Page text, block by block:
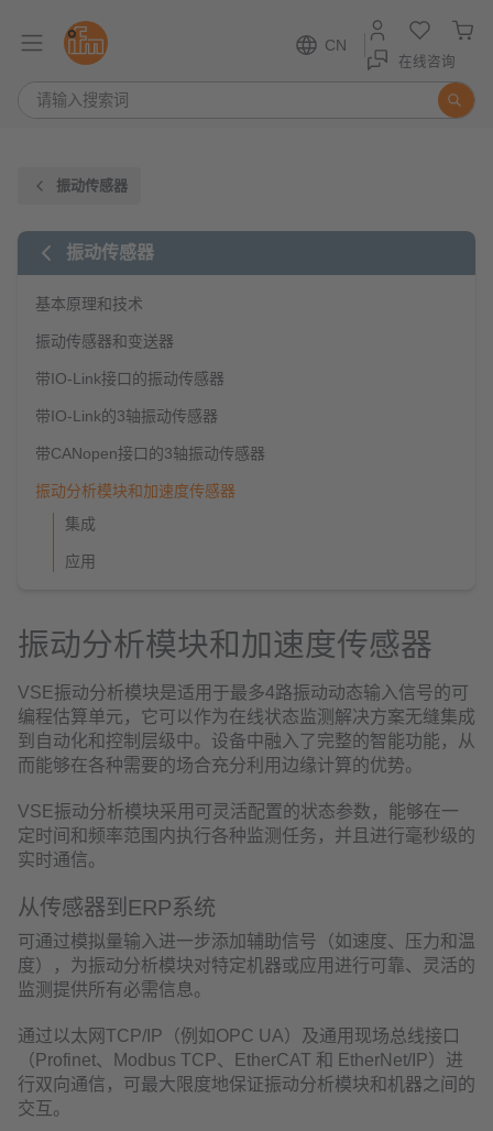
CN
在线咨询
振动传感器
振动传感器
基本原理和技术
振动传感器和变送器
带IO-Link接口的振动传感器
带IO-Link的3轴振动传感器
带CANopen接口的3轴振动传感器
振动分析模块和加速度传感器
集成
应用
振动分析模块和加速度传感器
VSE振动分析模块是适用于最多4路振动动态输入信号的可
编程估算单元，它可以作为在线状态监测解决方案无缝集成
到自动化和控制层级中。设备中融入了完整的智能功能，从
而能够在各种需要的场合充分利用边缘计算的优势。
VSE振动分析模块采用可灵活配置的状态参数，能够在一
定时间和频率范围内执行各种监测任务，并且进行毫秒级的
实时通信。
从传感器到ERP系统
可通过模拟量输入进一步添加辅助信号（如速度、压力和温
度），为振动分析模块对特定机器或应用进行可靠、灵活的
监测提供所有必需信息。
通过以太网TCP/IP（例如OPC UA）及通用现场总线接口
（Profinet、Modbus TCP、EtherCAT 和 EtherNet/IP）进
行双向通信，可最大限度地保证振动分析模块和机器之间的
交互。